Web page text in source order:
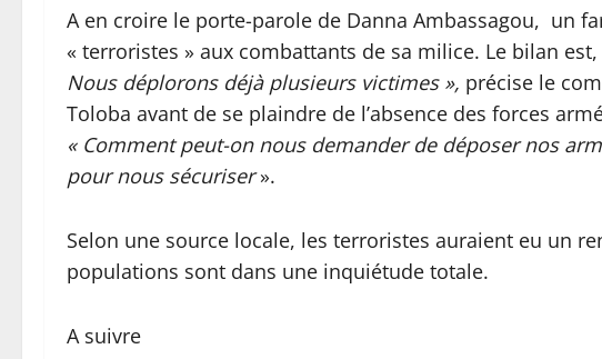
A en croire le porte-parole de Danna Ambassagou, un
« terroristes » aux combattants de sa milice. Le bilan
Nous déplorons déjà plusieurs victimes », précise le
Toloba avant de se plaindre de l’absence des forces
« Comment peut-on nous demander de déposer nos
pour nous sécuriser».
Selon une source locale, les terroristes auraient eu un
populations sont dans une inquiétude totale.
A suivre